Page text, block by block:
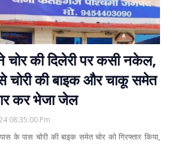
की दिलेरी पर कसी नकेल,
चोरी की बाइक और चाकू समेत
कर भेजा जेल
08:35:00 Pm
के पास चोरी की बाइक समेत चोर को गिरफ्तार किया,